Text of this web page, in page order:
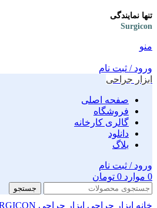
تنها نمایندگی
Surgicon
منو
ورود / ثبت نام
ابزار جراحی
صفحه اصلی
فروشگاه
گالری کارخانه
دانلود
بلاگ
ورود / ثبت نام
0 موارد 0 تومان
جستجو
خانه ابزار جراحی ابزار جراحی SURGICON